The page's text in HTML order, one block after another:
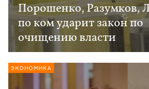
Порошенко, Разумков,
по ком ударит закон по
очищению власти
ЭКОНОМИКА